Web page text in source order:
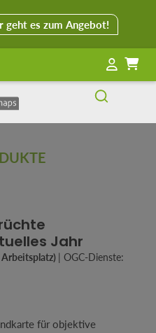
geht es zum Angebot!
Jahr
Arbeitsplatz) | OGC-Dienste:
für objektive